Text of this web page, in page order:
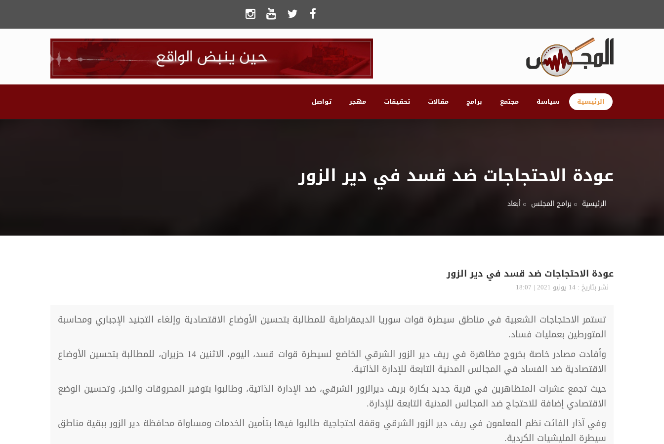
الرئيسية سياسة مجتمع برامج مقالات تحقيقات مهجر تواصل
عودة الاحتجاجات ضد قسد في دير الزور
الرئيسية برامج المجلس أبعاد
عودة الاحتجاجات ضد قسد في دير الزور
نشر بتاريخ : 14 يونيو 2021 | 18:07
تستمر الاحتجاجات الشعبية في مناطق سيطرة قوات سوريا الديمقراطية للمطالبة بتحسين الأوضاع الاقتصادية وإلغاء التجنيد الإجباري ومحاسبة
المتورطين بعمليات فساد.
وأفادت مصادر خاصة بخروج مظاهرة في ريف دير الزور الشرقي الخاضع لسيطرة قوات قسد، اليوم، الاثنين 14 حزيران، للمطالبة بتحسين الأوضاع
الاقتصادية ضد الفساد في المجالس المدنية التابعة للإدارة الذاتية.
حيث تجمع عشرات المتظاهرين في قرية جديد بكارة بريف ديرالزور الشرقي، ضد الإدارة الذاتية، وطالبوا بتوفير المحروقات والخبز، وتحسين الوضع
الاقتصادي إضافة للاحتجاج ضد المجالس المدنية التابعة للإدارة.
وفي آذار الفائت نظم المعلمون في ريف دير الزور الشرقي وقفة احتجاجية طالبوا فيها بتأمين الخدمات ومساواة محافظة دير الزور ببقية مناطق
سيطرة المليشيات الكردية.